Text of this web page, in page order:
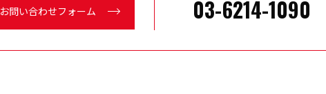
お問い合わせフォーム 03-6214-1090